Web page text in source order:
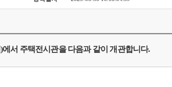
)에서 주택전시관을 다음과 같이 개관합니다.